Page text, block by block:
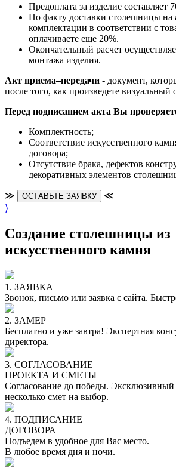
Предоплата за изделие составляет
По факту доставки столешницы на
комплектации в соответствии с
оплачиваете еще 20%.
Окончательный расчет
монтажа изделия.
Акт приема–передачи - документ,
после того, как произведете
Перед подписанием акта Вы
Комплектность;
Cоответствие искусственного
договора;
Отсутствие брака, дефектов
декоративных элементов
≫ ОСТАВЬТЕ ЗАЯВКУ
≪
⟩
Создание столешницы из
искусственного камня
1. ЗАЯВКА
Звонок, письмо или заявка с сайта.
2. ЗАМЕР
Бесплатно и уже завтра! Экспертная
директора.
3. СОГЛАСОВАНИЕ
ПРОЕКТА И СМЕТЫ
Согласование до победы. Эксклюзивный
несколько смет на выбор.
4. ПОДПИСАНИЕ
ДОГОВОРА
Подъедем в удобное для Вас место.
В любое время дня и ночи.